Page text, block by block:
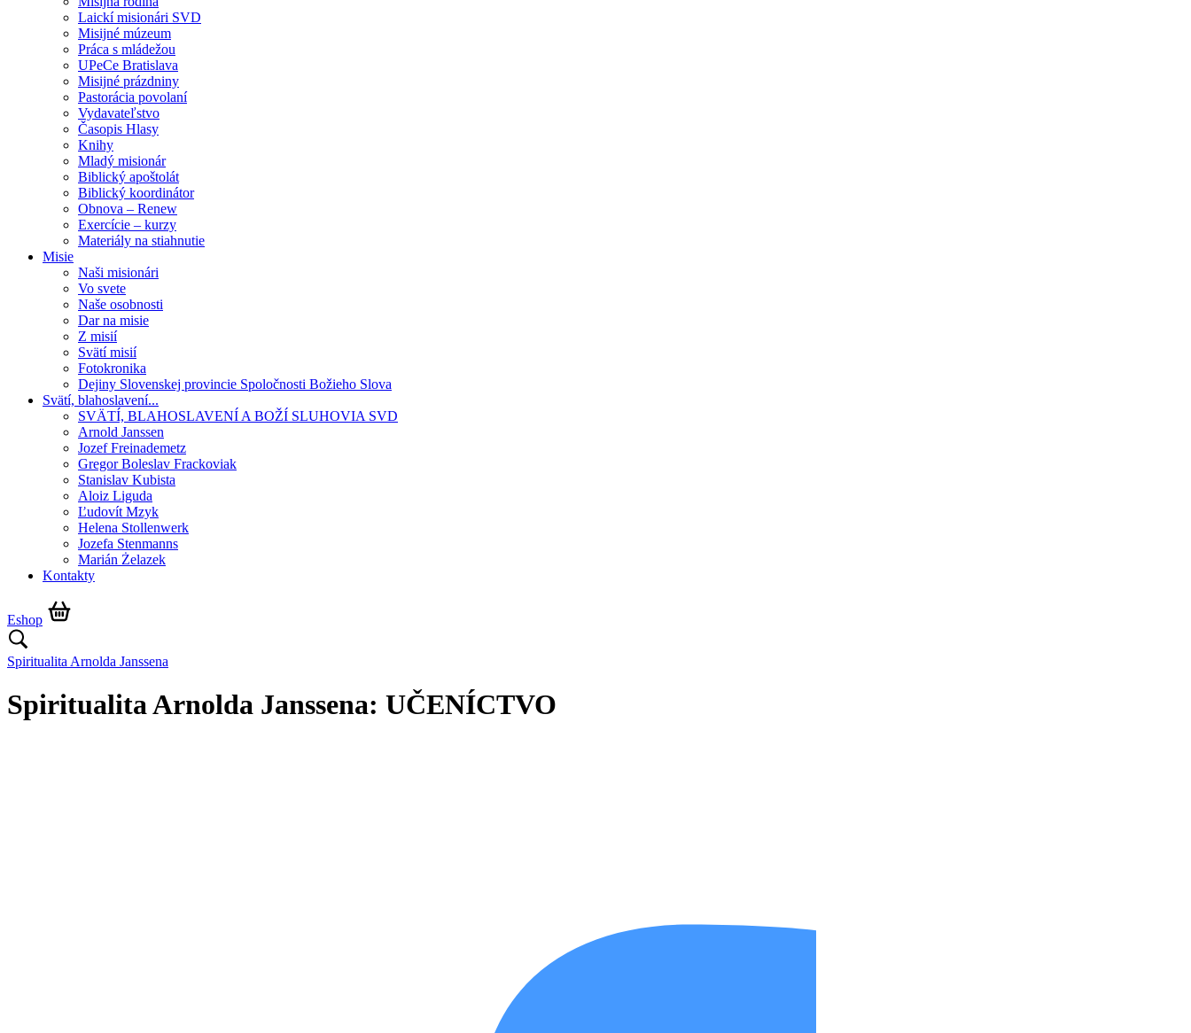
Laickí misionári SVD
Misijné múzeum
Práca s mládežou
UPeCe Bratislava
Misijné prázdniny
Pastorácia povolaní
Vydavateľstvo
Časopis Hlasy
Knihy
Mladý misionár
Biblický apoštolát
Biblický koordinátor
Obnova – Renew
Exercície – kurzy
Materiály na stiahnutie
Misie
Naši misionári
Vo svete
Naše osobnosti
Dar na misie
Z misií
Svätí misií
Fotokronika
Dejiny Slovenskej provincie Spoločnosti Božieho Slova
Svätí, blahoslavení...
SVÄTÍ, BLAHOSLAVENÍ A BOŽÍ SLUHOVIA SVD
Arnold Janssen
Jozef Freinademetz
Gregor Boleslav Frackoviak
Stanislav Kubista
Aloiz Liguda
Ľudovít Mzyk
Helena Stollenwerk
Jozefa Stenmanns
Marián Żelazek
Kontakty
Eshop
Spiritualita Arnolda Janssena
Spiritualita Arnolda Janssena: UČENÍCTVO